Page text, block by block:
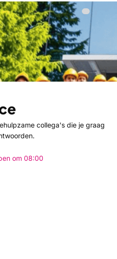
collega's die je graag
om 08:00